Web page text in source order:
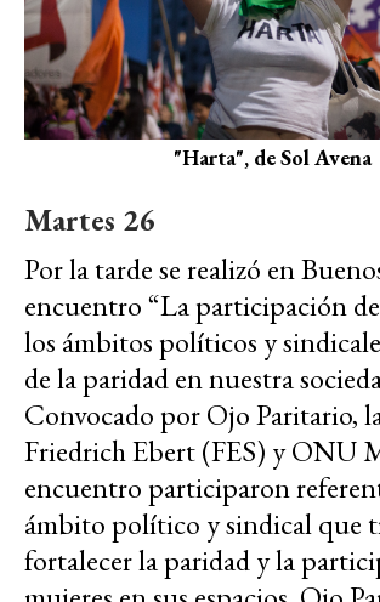
"Harta", de Sol Avena
Martes 26
Por la tarde se realizó en
encuentro “La participación
los ámbitos políticos y
de la paridad en nuestra
Convocado por Ojo Paritario,
Friedrich Ebert (FES) y ONU
encuentro participaron
ámbito político y sindical que
fortalecer la paridad y la